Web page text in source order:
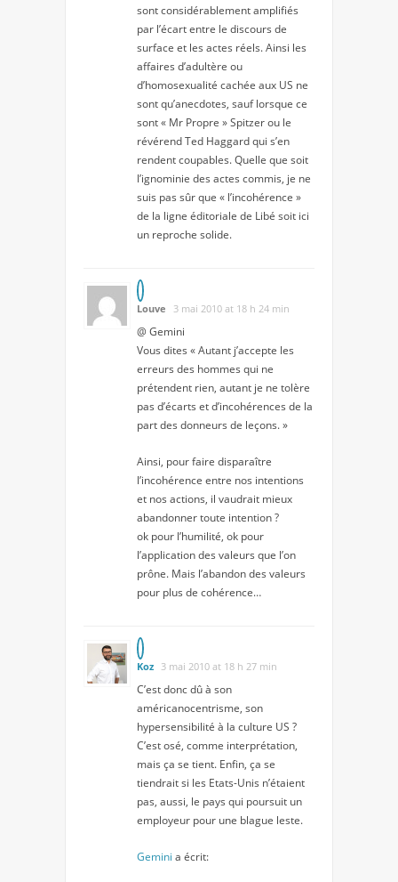
sont considérablement amplifiés
par l’écart entre le discours de
surface et les actes réels. Ainsi les
affaires d’adultère ou
d’homosexualité cachée aux US ne
sont qu’anecdotes, sauf lorsque ce
sont « Mr Propre » Spitzer ou le
révérend Ted Haggard qui s’en
rendent coupables. Quelle que soit
l’ignominie des actes commis, je ne
suis pas sûr que « l’incohérence »
de la ligne éditoriale de Libé soit ici
un reproche solide.
Louve 3 mai 2010 at 18 h 24 min
@ Gemini
Vous dites « Autant j’accepte les
erreurs des hommes qui ne
prétendent rien, autant je ne tolère
pas d’écarts et d’incohérences de la
part des donneurs de leçons. »
Ainsi, pour faire disparaître
l’incohérence entre nos intentions
et nos actions, il vaudrait mieux
abandonner toute intention ?
ok pour l’humilité, ok pour
l’application des valeurs que l’on
prône. Mais l’abandon des valeurs
pour plus de cohérence…
Koz 3 mai 2010 at 18 h 27 min
C’est donc dû à son
américanocentrisme, son
hypersensibilité à la culture US ?
C’est osé, comme interprétation,
mais ça se tient. Enfin, ça se
tiendrait si les Etats-Unis n’étaient
pas, aussi, le pays qui poursuit un
employeur pour une blague leste.
Gemini a écrit: